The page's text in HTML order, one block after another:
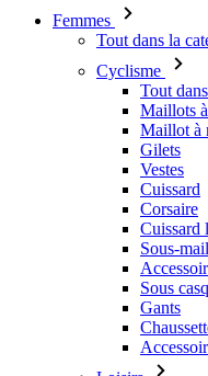
Femmes
Tout dans la
Cyclisme
Tout
Maillots
Maillot à
Gilets
Vestes
Cuissard
Corsaire
Cuissard
Sous-
Sous
Gants